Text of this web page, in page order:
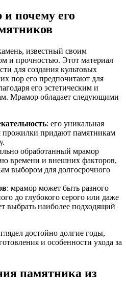
почему его
известный своим
и прочностью. Этот материал
для создания культовых
пор его предпочитают для
его эстетическим и
Мрамор обладает следующими
: его уникальная
прожилки придают памятникам
обработанный мрамор
времени и внешних факторов,
выбором для долгосрочного
: мрамор может быть разного
до глубокого серого или даже
выбрать наиболее подходящий
достойно долгие годы,
и особенности ухода за
памятника из